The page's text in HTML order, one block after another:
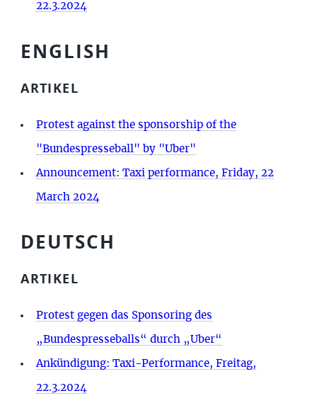
22.3.2024
ENGLISH
ARTIKEL
Protest against the sponsorship of the
"Bundespresseball" by "Uber"
Announcement: Taxi performance, Friday, 22
March 2024
DEUTSCH
ARTIKEL
Protest gegen das Sponsoring des
„Bundespresseballs“ durch „Uber“
Ankündigung: Taxi-Performance, Freitag,
22.3.2024